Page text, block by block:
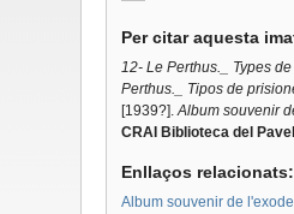
Per citar aquesta
12- Le Perthus._ Types
Perthus._ Tipos de
[1939?].Album souvenir
CRAI Biblioteca del
Enllaços
Album souvenir de